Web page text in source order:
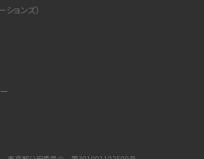
法は？相手に知られるのか、削除との違いも紹介
設定方法を紹介！ブラウザやアプリから探す方法を
度はどれくらい？用途別の目安・回線ごとの平均を
ョンズ）